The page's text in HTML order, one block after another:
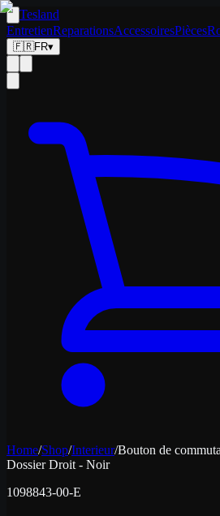
Tesland
EntretienReparationsAccessoiresPièces
🇫🇷FR▾
Home/Shop/Interieur/Bouton de
Dossier Droit - Noir
1098843-00-E